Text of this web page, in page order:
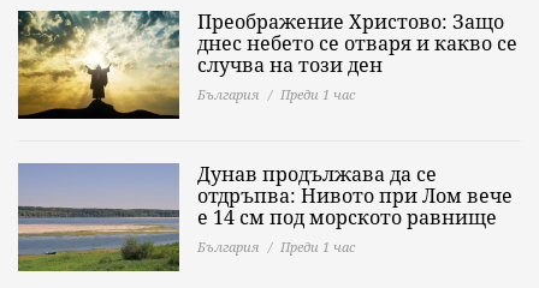
Преображение Христово: Защо
днес небето се отваря и какво се
случва на този ден
България Преди 1 час
Дунав продължава да се
отдръпва: Нивото при Лом вече
е 14 см под морското равнище
България Преди 1 час